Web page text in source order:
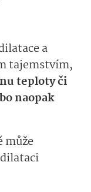
a
tajemstvím,
teploty či
naopak
může